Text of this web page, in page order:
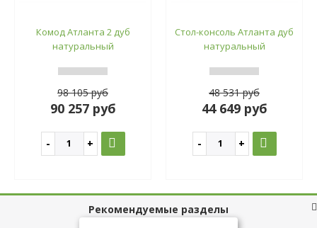
Комод Атланта 2 дуб
натуральный
98 105 руб
90 257 руб
Стол-консоль Атланта дуб
натуральный
48 531 руб
44 649 руб
Рекомендуемые разделы